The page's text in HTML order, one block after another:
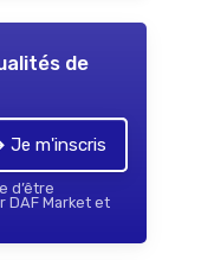
de
Je m'inscris
d’être
DAF Market et